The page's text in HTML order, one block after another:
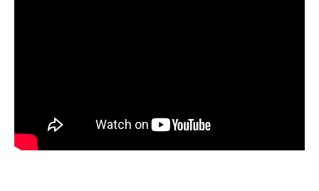
日常生活支援総合事業ガイドライン最新動向
厚生労働省ガイドラインと勉強会の活用法